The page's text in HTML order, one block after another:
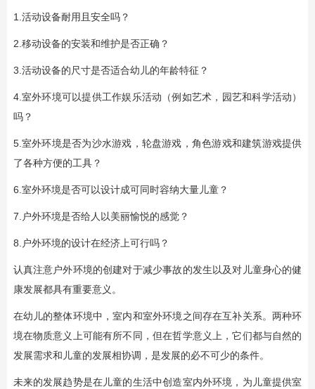
1.活动设备耐用且安全吗？
2.移动设备的安装和维护是否正确？
3.活动设备的尺寸是否适合幼儿的年龄特征？
4.室外环境可以提供工作娱乐活动（例如艺术，园艺和科学活动）
吗？
5.室外环境是否为沙水游戏，轮盘游戏，角色游戏和建筑游戏提供
了各种方便的工具？
6.室外环境是否可以设计成可同时容纳大量儿童？
7.户外环境是否给人以美丽愉悦的感觉？
8.户外环境的设计在经济上可行吗？
认真注意户外环境的创建对于减少事故的发生以及对儿童身心的健
康发展都具有重要意义。
在幼儿的整体环境中，室内和室外环境之间存在互补关系。两种环
境在物质意义上可能有所不同，但在哲学意义上，它们都与自然的
发展需求和儿童的发展相协调，是发展的必不可少的条件。
未来的发展趋势是在儿童的生活中创造室内外环境，为儿童提供室